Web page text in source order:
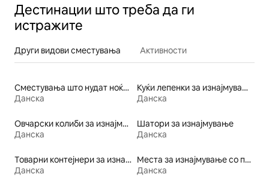
Дестинации што треба да ги
истражите
Други видови сместувања Активности
Сместувања што нудат ноќевање со појадок
Данска
Куќи лепенки за изнајмување
Данска
Овчарски колиби за изнајмување
Данска
Шатори за изнајмување
Данска
Товарни контејнери за изнајмување
Данска
Места за изнајмување со појадок
Данска